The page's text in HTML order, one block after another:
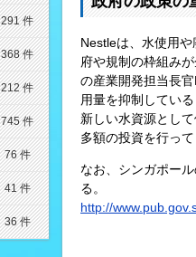
Nestleは、水使用
府や規制の枠組み
の産業開発担当長
用量を抑制してい
新しい水資源とし
多額の投資を行って
なお、シンガポー
る。
http://
291 件
368 件
212 件
745 件
76 件
41 件
36 件